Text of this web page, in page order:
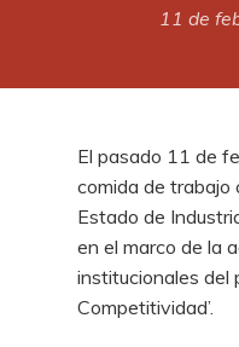
11 de
El pasado 11 de
comida de trabajo
Estado de
en el marco de la
institucionales del
Competitividad’.